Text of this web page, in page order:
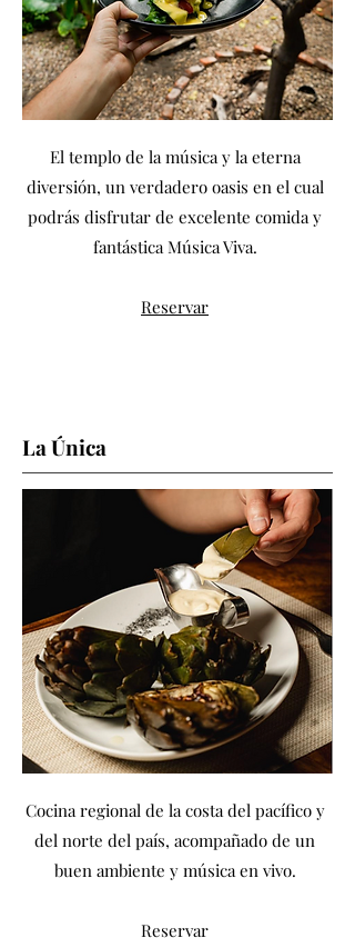
El templo de la música y la eterna
diversión, un verdadero oasis en el cual
podrás disfrutar de excelente comida y
fantástica Música Viva.
Reservar
La Única
​Cocina regional de la costa del pacífico y
del norte del país, acompañado de un
buen ambiente y música en vivo.​​
Reservar